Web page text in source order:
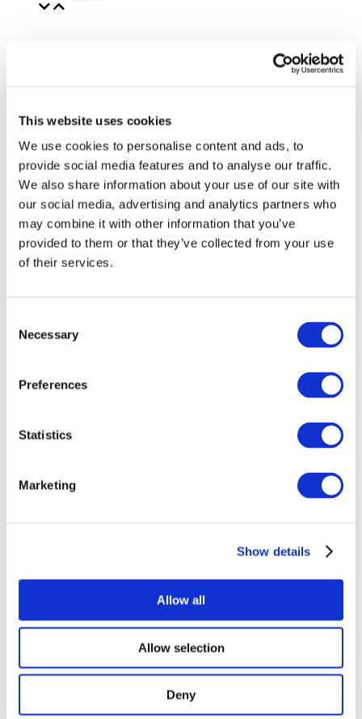
This website uses cookies
We use cookies to personalise content and ads, to
provide social media features and to analyse our traffic.
We also share information about your use of our site with
our social media, advertising and analytics partners who
may combine it with other information that you’ve
provided to them or that they’ve collected from your use
of their services.
Selection
Necessary
Preferences
Statistics
Marketing
Show details
Allow all
Allow selection
Deny
Всі заходи
Концерти